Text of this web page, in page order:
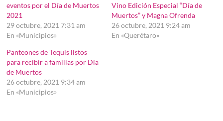
eventos por el Día de Muertos
2021
29 octubre, 2021 7:31 am
En «Municipios»
Vino Edición Especial “Día de
Muertos” y Magna Ofrenda
26 octubre, 2021 9:24 am
En «Querétaro»
Panteones de Tequis listos
para recibir a familias por Día
de Muertos
26 octubre, 2021 9:34 am
En «Municipios»